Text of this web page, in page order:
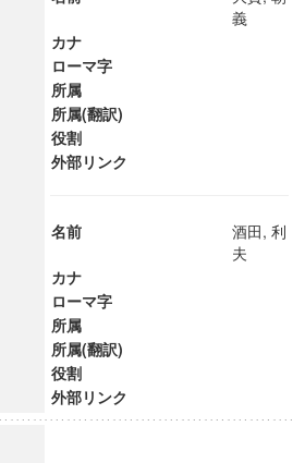
義
カナ
ローマ字
所属
所属(翻訳)
役割
外部リンク
名前
酒田, 利
夫
カナ
ローマ字
所属
所属(翻訳)
役割
外部リンク